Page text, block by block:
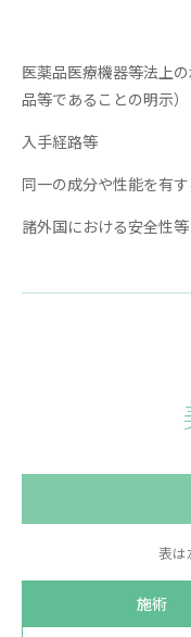
医薬品医療機器等法上
品等であることの明示）
入手経路等
同一の成分や性能を有
諸外国における安全性
表
施術